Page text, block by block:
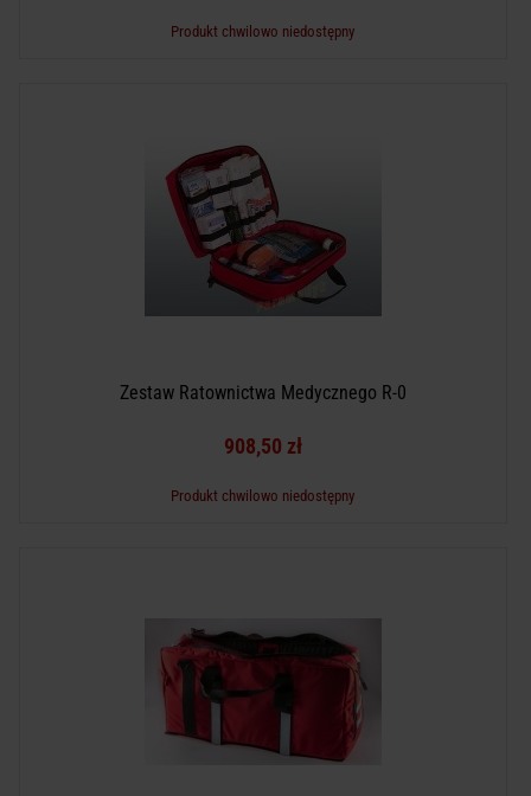
Produkt chwilowo niedostępny
Zestaw Ratownictwa Medycznego R-0
908,50 zł
Produkt chwilowo niedostępny